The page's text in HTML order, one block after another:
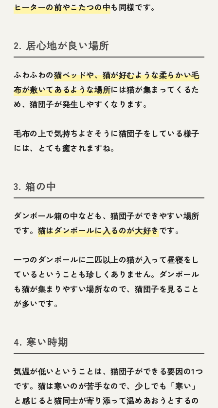
ヒーターの前やこたつの中も同様です。
2. 居心地が良い場所
ふわふわの猫ベッドや、猫が好むような柔らかい毛
布が敷いてあるような場所には猫が集まってくるた
め、猫団子が発生しやすくなります。
毛布の上で気持ちよさそうに猫団子をしている様子
には、とても癒されますね。
3. 箱の中
ダンボール箱の中なども、猫団子ができやすい場所
です。 猫はダンボールに入るのが大好きです。
一つのダンボールに二匹以上の猫が入って昼寝をし
ているということも珍しくありません。ダンボール
も猫が集まりやすい場所なので、猫団子を見ること
が多いです。
4. 寒い時期
気温が低いということは、猫団子ができる要因の1つ
です。猫は寒いのが苦手なので、少しでも「寒い」
と感じると猫同士が寄り添って温めあおうとするの